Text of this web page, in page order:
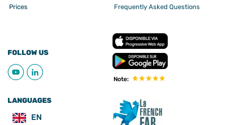
Prices Frequently Asked Questions
FOLLOW US
LANGUAGES
EN
Note: